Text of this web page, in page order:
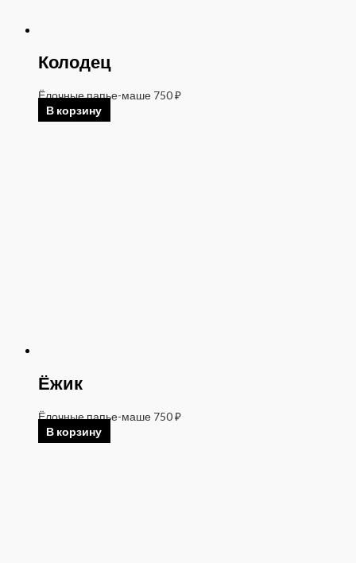
Колодец
Ёлочные папье-маше 750₽
В корзину
Ёжик
Ёлочные папье-маше 750₽
В корзину